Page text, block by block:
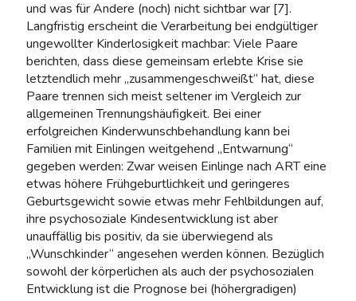
und was für Andere (noch) nicht sichtbar war [7].
Langfristig erscheint die Verarbeitung bei endgültiger
ungewollter Kinderlosigkeit machbar: Viele Paare
berichten, dass diese gemeinsam erlebte Krise sie
letztendlich mehr „zusammengeschweißt“ hat, diese
Paare trennen sich meist seltener im Vergleich zur
allgemeinen Trennungshäufigkeit. Bei einer
erfolgreichen Kinderwunschbehandlung kann bei
Familien mit Einlingen weitgehend „Entwarnung“
gegeben werden: Zwar weisen Einlinge nach ART eine
etwas höhere Frühgeburtlichkeit und geringeres
Geburtsgewicht sowie etwas mehr Fehlbildungen auf,
ihre psychosoziale Kindesentwicklung ist aber
unauffällig bis positiv, da sie überwiegend als
„Wunschkinder“ angesehen werden können. Bezüglich
sowohl der körperlichen als auch der psychosozialen
Entwicklung ist die Prognose bei (höhergradigen)